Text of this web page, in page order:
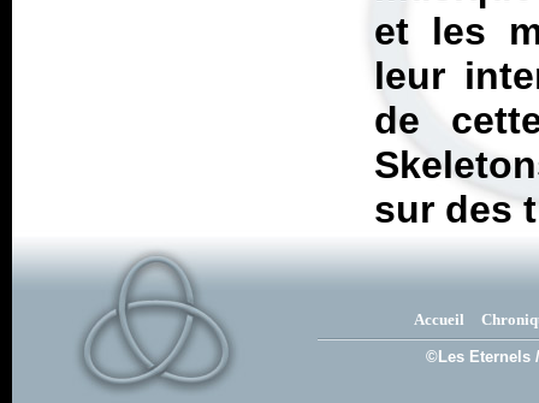
et les
leur
de
sur des
Accueil
©Les Eternels